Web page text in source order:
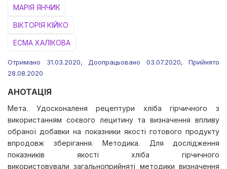
МАРІЯ ЯНЧИК
ВІКТОРІЯ КІЙКО
ЕСМА ХАЛІКОВА
Отримано 31.03.2020, Доопрацьовано 03.07.2020, Прийнято
28.08.2020
АНОТАЦІЯ
Мета. Удосконаленя рецептури хліба гірчичного з
використанням соєвого лецитину та визначення впливу
обраної добавки на показники якості готового продукту
впродовж зберігання. Методика. Для дослідження
показників якості хліба гірчичного
використовували загальноприйняті методики визначення